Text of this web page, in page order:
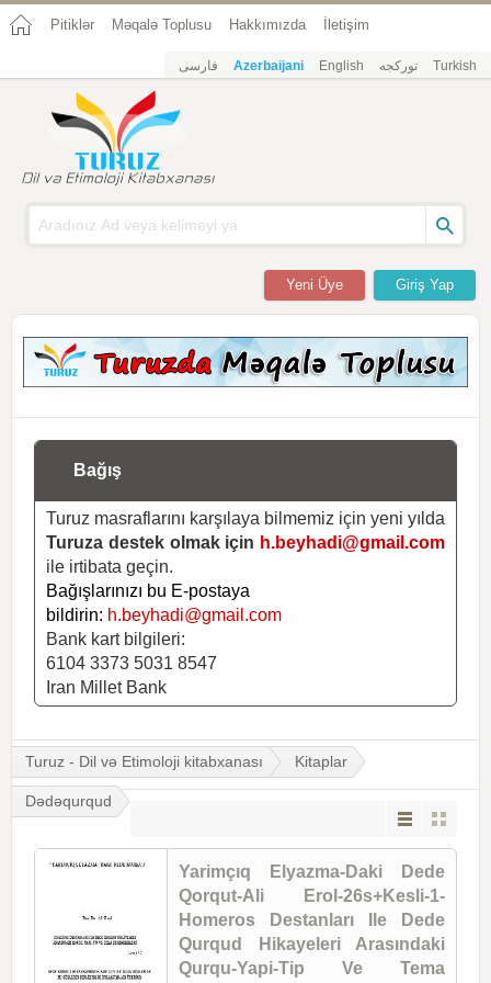
Pitiklər Məqalə Toplusu Hakkımızda İletişim
فارسی Azerbaijani English تورکجه Turkish
Giriş Yap
Yeni Üye
Bağış
Turuz masraflarını karşılaya bilmemiz için yeni yılda
Turuza destek olmak için h.beyhadi@gmail.com
ile irtibata geçin.
Bağışlarınızı bu E-postaya
bildirin: h.beyhadi@gmail.com
Bank kart bilgileri:
6104 3373 5031 8547
Iran Millet Bank
Turuz - Dil və Etimoloji kitabxanası Kitaplar
Dədəqurqud
Yarimçıq Elyazma-Daki Dede
Qorqut-Ali Erol-26s+Kesli-1-
Homeros Destanları Ile Dede
Qurqud Hikayeleri Arasındaki
Qurqu-Yapi-Tip Ve Tema